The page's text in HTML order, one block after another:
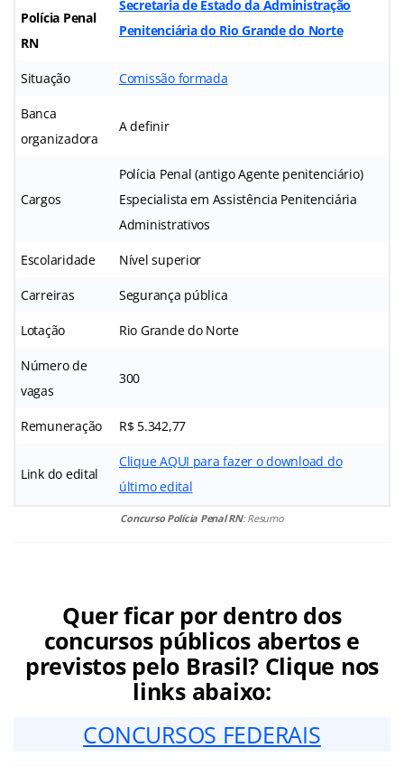
Polícia Penal
RN
Secretaria de Estado da Administração
Penitenciária do Rio Grande do Norte
Situação Comissão formada
Banca
organizadora
A definir
Cargos
Polícia Penal (antigo Agente penitenciário)
Especialista em Assistência Penitenciária
Administrativos
Escolaridade Nível superior
Carreiras Segurança pública
Lotação Rio Grande do Norte
Número de
vagas
300
Remuneração R$ 5.342,77
Link do edital
Clique AQUI para fazer o download do
último edital
Concurso Polícia Penal RN: Resumo
Quer ficar por dentro dos
concursos públicos abertos e
previstos pelo Brasil? Clique nos
links abaixo:
CONCURSOS FEDERAIS